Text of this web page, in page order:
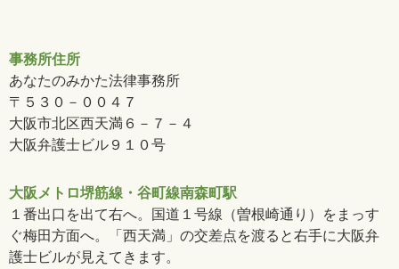
事務所住所
あなたのみかた法律事務所
〒５３０－００４７
大阪市北区西天満６－７－４
大阪弁護士ビル９１０号
大阪メトロ堺筋線・谷町線南森町駅
１番出口を出て右へ。国道１号線（曽根崎通り）をまっす
ぐ梅田方面へ。「西天満」の交差点を渡ると右手に大阪弁
護士ビルが見えてきます。